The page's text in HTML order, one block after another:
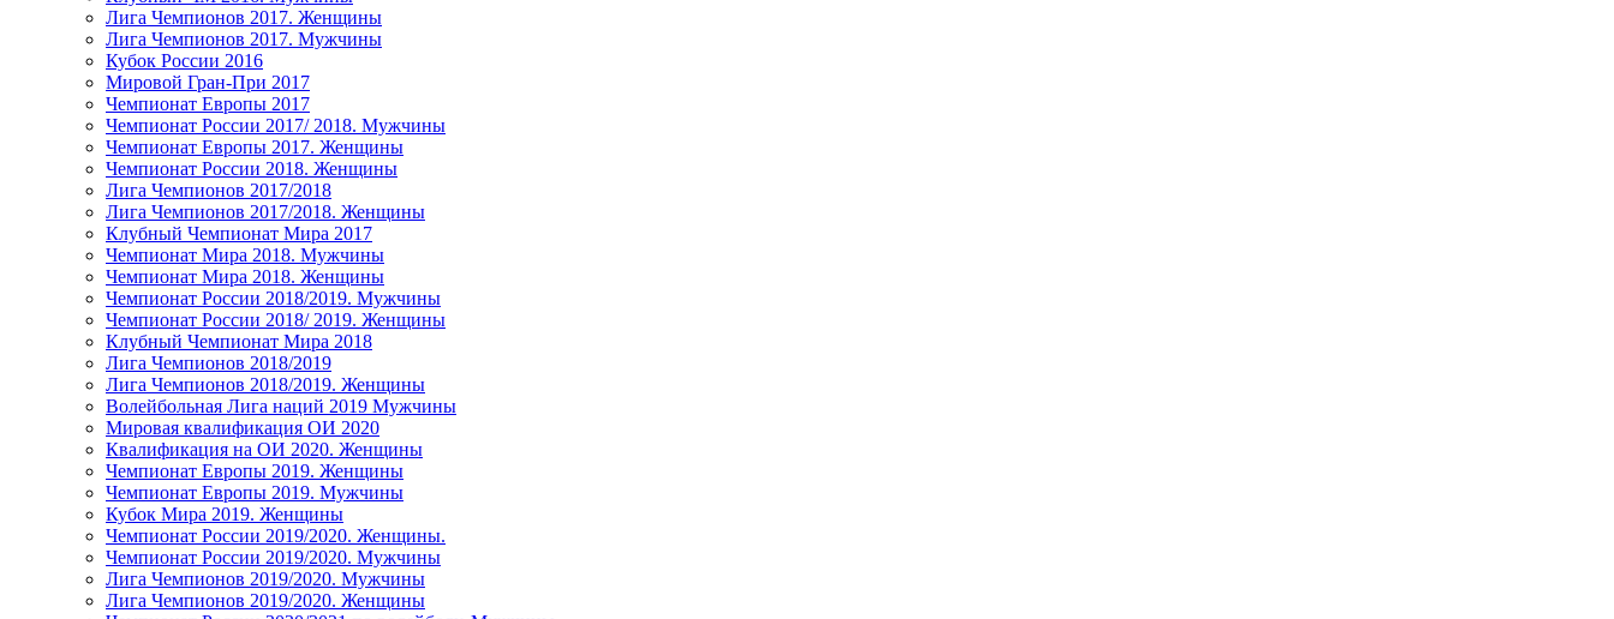
Лига Чемпионов 2017. Женщины
Лига Чемпионов 2017. Мужчины
Кубок России 2016
Мировой Гран-При 2017
Чемпионат Европы 2017
Чемпионат России 2017/ 2018. Мужчины
Чемпионат Европы 2017. Женщины
Чемпионат России 2018. Женщины
Лига Чемпионов 2017/2018
Лига Чемпионов 2017/2018. Женщины
Клубный Чемпионат Мира 2017
Чемпионат Мира 2018. Мужчины
Чемпионат Мира 2018. Женщины
Чемпионат России 2018/2019. Мужчины
Чемпионат России 2018/ 2019. Женщины
Клубный Чемпионат Мира 2018
Лига Чемпионов 2018/2019
Лига Чемпионов 2018/2019. Женщины
Волейбольная Лига наций 2019 Мужчины
Мировая квалификация ОИ 2020
Квалификация на ОИ 2020. Женщины
Чемпионат Европы 2019. Женщины
Чемпионат Европы 2019. Мужчины
Кубок Мира 2019. Женщины
Чемпионат России 2019/2020. Женщины.
Чемпионат России 2019/2020. Мужчины
Лига Чемпионов 2019/2020. Мужчины
Лига Чемпионов 2019/2020. Женщины